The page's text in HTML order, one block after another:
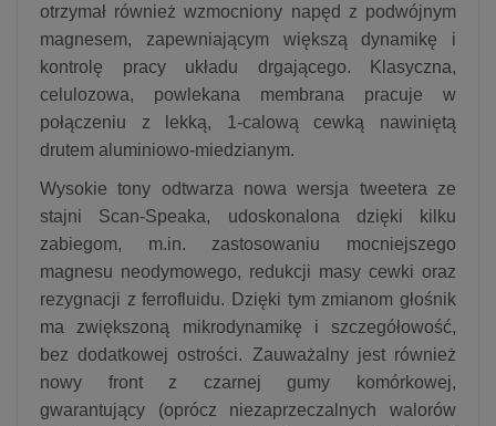
otrzymał również wzmocniony napęd z podwójnym
magnesem, zapewniającym większą dynamikę i
kontrolę pracy układu drgającego. Klasyczna,
celulozowa, powlekana membrana pracuje w
połączeniu z lekką, 1-calową cewką nawiniętą
drutem aluminiowo-miedzianym.
Wysokie tony odtwarza nowa wersja tweetera ze
stajni Scan-Speaka, udoskonalona dzięki kilku
zabiegom, m.in. zastosowaniu mocniejszego
magnesu neodymowego, redukcji masy cewki oraz
rezygnacji z ferrofluidu. Dzięki tym zmianom głośnik
ma zwiększoną mikrodynamikę i szczegółowość,
bez dodatkowej ostrości. Zauważalny jest również
nowy front z czarnej gumy komórkowej,
gwarantujący (oprócz niezaprzeczalnych walorów